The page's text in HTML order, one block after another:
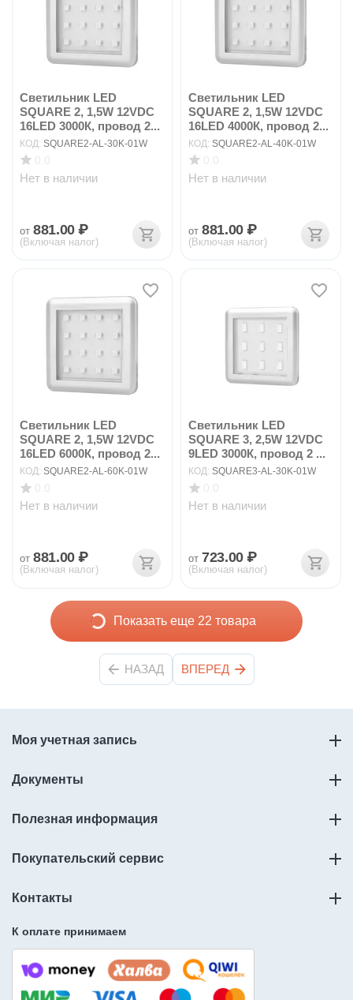
Светильник LED
SQUARE 2, 1,5W 12VDC
16LED 3000К, провод 2...
КОД: SQUARE2-AL-30K-01W
Нет в наличии
от 881.00 ₽
(Включая налог)
Светильник LED
SQUARE 2, 1,5W 12VDC
16LED 4000К, провод 2...
КОД: SQUARE2-AL-40K-01W
Нет в наличии
от 881.00 ₽
(Включая налог)
Светильник LED
SQUARE 2, 1,5W 12VDC
16LED 6000К, провод 2...
КОД: SQUARE2-AL-60K-01W
Нет в наличии
от 881.00 ₽
(Включая налог)
Светильник LED
SQUARE 3, 2,5W 12VDC
9LED 3000К, провод 2 ...
КОД: SQUARE3-AL-30K-01W
Нет в наличии
от 723.00 ₽
(Включая налог)
Показать еще 22 товара
НАЗАД ВПЕРЕД
Моя учетная запись
Документы
Полезная информация
Покупательский сервис
Контакты
К оплате принимаем